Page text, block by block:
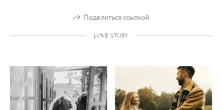
Поделиться ссылкой
LOVE STORY